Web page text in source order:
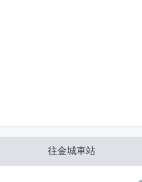
往金城車站